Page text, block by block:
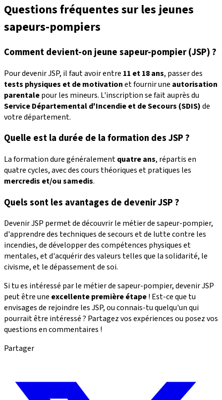
Questions fréquentes sur les jeunes
sapeurs-pompiers
Comment devient-on jeune sapeur-pompier (JSP) ?
Pour devenir JSP, il faut avoir entre 11 et 18 ans, passer des
tests physiques et de motivationet fournir une autorisation
parentalepour les mineurs. L'inscription se fait auprès du
Service Départemental d'Incendie et de Secours (SDIS)de
votre département.
Quelle est la durée de la formation des JSP ?
La formation dure généralementquatre ans, répartis en
quatre cycles, avec des cours théoriques et pratiques les
mercredis et/ou samedis.
Quels sont les avantages de devenir JSP ?
Devenir JSP permet de découvrir le métier de sapeur-pompier,
d'apprendre des techniques de secours et de lutte contre les
incendies, de développer des compétences physiques et
mentales, et d'acquérir des valeurs telles que la solidarité, le
civisme, et le dépassement de soi.
Si tu es intéressé par le métier de sapeur-pompier, devenir JSP
peut être une excellente première étape! Est-ce que tu
envisages de rejoindre les JSP, ou connais-tu quelqu'un qui
pourrait être intéressé ? Partagez vos expériences ou posez vos
questions en commentaires !
Partager